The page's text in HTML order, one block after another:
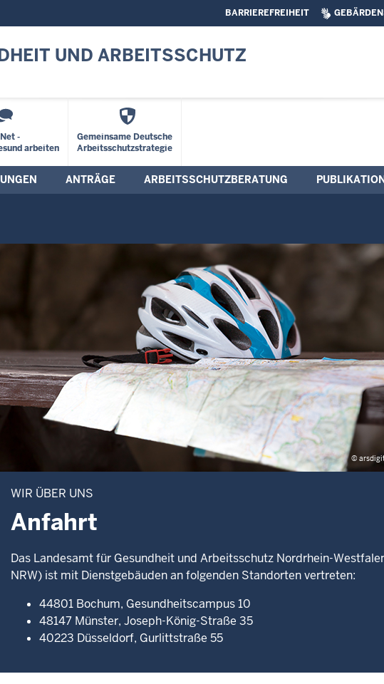
BARRIEREFREIHEIT
UND ARBEITSSCHUTZ
-
arbeiten
Gemeinsame Deutsche
Arbeitsschutzstrategie
ANTRÄGE ARBEITSSCHUTZBERATUNG
©
WIR ÜBER UNS
Anfahrt
Das Landesamt für Gesundheit und Arbeitsschutz Nordrhein-
NRW) ist mit Dienstgebäuden an folgenden Standorten vertreten:
44801 Bochum, Gesundheitscampus 10
48147 Münster, Joseph-König-Straße 35
40223 Düsseldorf, Gurlittstraße 55